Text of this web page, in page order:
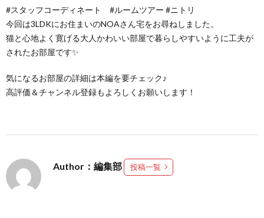
#スタッフコーディネート #ルームツアー #ニトリ
今回は3LDKにお住まいのNOAさん宅をお尋ねしました。
猫と心地よく寛げる大人かわいい部屋で暮らしやすいように工夫が
されたお部屋です✨
気になるお部屋の詳細は本編を要チェック♪
高評価＆チャンネル登録もよろしくお願いします！
Author：編集部 投稿一覧